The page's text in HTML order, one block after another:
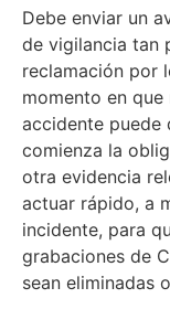
Debe enviar un
de vigilancia tan
reclamación por
momento en
accidente puede
comienza la
otra evidencia
actuar rápido, a
incidente, para
grabaciones de
sean eliminadas